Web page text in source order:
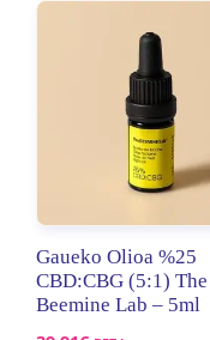
Gaueko Olioa %25
CBD:CBG (5:1) The
Beemine Lab – 5ml